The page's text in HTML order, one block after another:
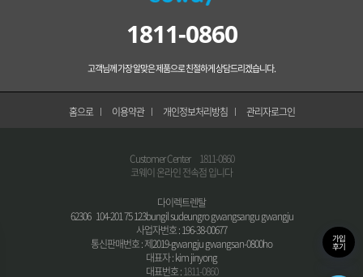
1811-0860
고객님께 가장 알맞은 제품으로 친절하게 상담드리겠습니다.
홈으로 이용약관 개인정보처리방침 관리자로그인
Customer Center 1811-0860
코웨이 온라인 전속점 입니다
다이렉트렌탈
62306 104-201 75 123bungil sudeungro gwangsangu gwangju
사업자번호 : 196-38-00677
통신판매번호 : 제2019-gwangju gwangsan-0800ho
대표자 : kim jinyong
대표번호 :1811-0860
가입
후기